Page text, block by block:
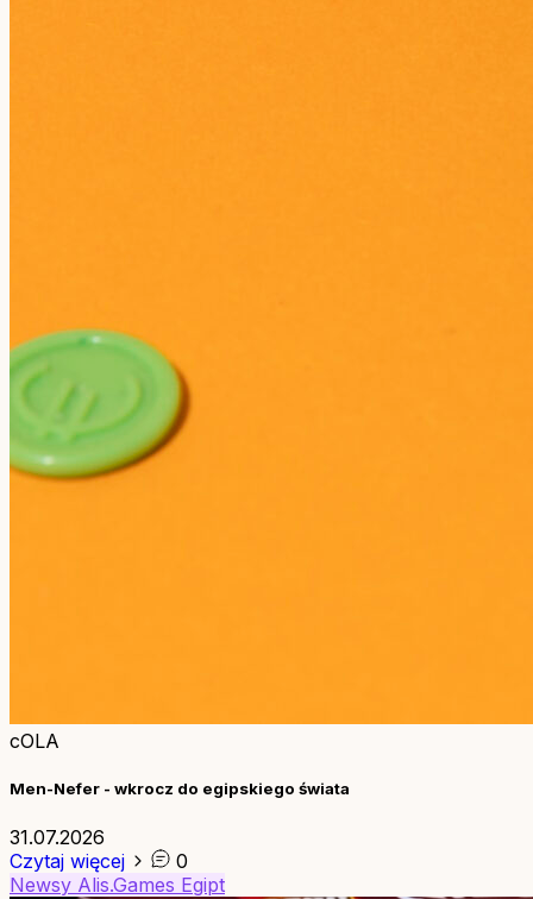
cOLA
Men-Nefer - wkrocz do egipskiego świata
31.07.2026
Czytaj więcej
0
Newsy Alis.Games Egipt